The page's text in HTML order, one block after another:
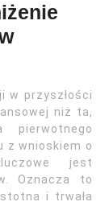
w przyszłości
niż ta,
z wnioskiem o
jest
Oznacza to
i trwała